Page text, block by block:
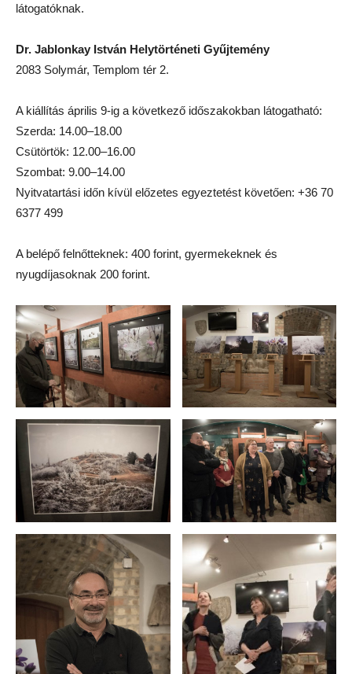
látogatóknak.
Dr. Jablonkay István Helytörténeti Gyűjtemény
2083 Solymár, Templom tér 2.
A kiállítás április 9-ig a következő időszakokban látogatható:
Szerda: 14.00–18.00
Csütörtök: 12.00–16.00
Szombat: 9.00–14.00
Nyitvatartási időn kívül előzetes egyeztetést követően: +36 70
6377 499
A belépő felnőtteknek: 400 forint, gyermekeknek és
nyugdíjasoknak 200 forint.